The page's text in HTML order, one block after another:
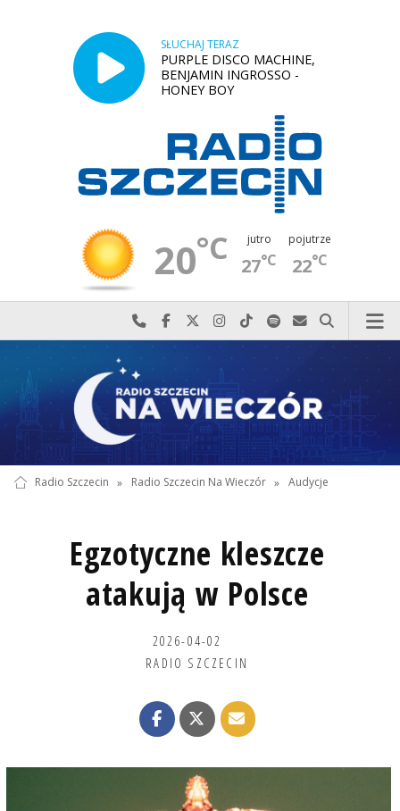
SŁUCHAJ TERAZ
PURPLE DISCO MACHINE,
BENJAMIN INGROSSO -
HONEY BOY
20°C jutro
27°C
pojutrze
22°C
Najlepiej po prostu do nas zadzwoń
Odwiedź nas na Facebook-u
Odwiedź nas na X
Odwiedź nas na Instagram-ie
Odwiedź nas na TikTok-u
Szukaj nas na Spotify
Wyślij do nas
Szukaj
Radio Szczecin » Radio Szczecin Na Wieczór » Audycje
Egzotyczne kleszcze
atakują w Polsce
2026-04-02
RADIO SZCZECIN